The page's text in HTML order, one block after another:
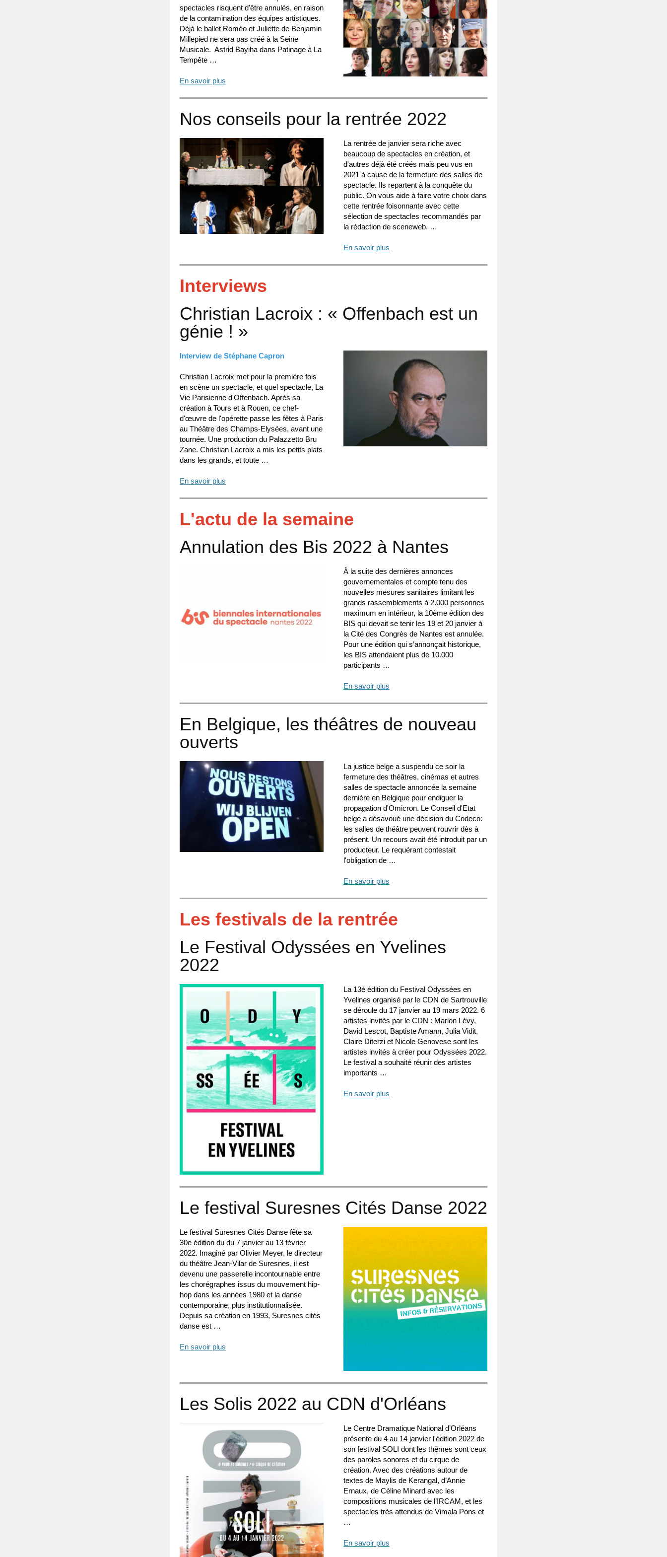
spectacles risquent d'être annulés, en raison
de la contamination des équipes artistiques.
Déjà le ballet Roméo et Juliette de Benjamin
Millepied ne sera pas créé à la Seine
Musicale. Astrid Bayiha dans Patinage à La
Tempête …
En savoir plus
Nos conseils pour la rentrée 2022
La rentrée de janvier sera riche avec
beaucoup de spectacles en création, et
d'autres déjà été créés mais peu vus en
2021 à cause de la fermeture des salles de
spectacle. Ils repartent à la conquête du
public. On vous aide à faire votre choix dans
cette rentrée foisonnante avec cette
sélection de spectacles recommandés par
la rédaction de sceneweb. …
En savoir plus
Interviews
Christian Lacroix : « Offenbach est un
génie ! »
Interview de Stéphane Capron
Christian Lacroix met pour la première fois
en scène un spectacle, et quel spectacle, La
Vie Parisienne d'Offenbach. Après sa
création à Tours et à Rouen, ce chef-
d'œuvre de l'opérette passe les fêtes à Paris
au Théâtre des Champs-Elysées, avant une
tournée. Une production du Palazzetto Bru
Zane. Christian Lacroix a mis les petits plats
dans les grands, et toute …
En savoir plus
L'actu de la semaine
Annulation des Bis 2022 à Nantes
À la suite des dernières annonces
gouvernementales et compte tenu des
nouvelles mesures sanitaires limitant les
grands rassemblements à 2.000 personnes
maximum en intérieur, la 10ème édition des
BIS qui devait se tenir les 19 et 20 janvier à
la Cité des Congrès de Nantes est annulée.
Pour une édition qui s’annonçait historique,
les BIS attendaient plus de 10.000
participants …
En savoir plus
En Belgique, les théâtres de nouveau
ouverts
La justice belge a suspendu ce soir la
fermeture des théâtres, cinémas et autres
salles de spectacle annoncée la semaine
dernière en Belgique pour endiguer la
propagation d'Omicron. Le Conseil d'Etat
belge a désavoué une décision du Codeco:
les salles de théâtre peuvent rouvrir dès à
présent. Un recours avait été introduit par un
producteur. Le requérant contestait
l'obligation de …
En savoir plus
Les festivals de la rentrée
Le Festival Odyssées en Yvelines
2022
La 13é édition du Festival Odyssées en
Yvelines organisé par le CDN de Sartrouville
se déroule du 17 janvier au 19 mars 2022. 6
artistes invités par le CDN : Marion Lévy,
David Lescot, Baptiste Amann, Julia Vidit,
Claire Diterzi et Nicole Genovese sont les
artistes invités à créer pour Odyssées 2022.
Le festival a souhaité réunir des artistes
importants …
En savoir plus
Le festival Suresnes Cités Danse 2022
Le festival Suresnes Cités Danse fête sa
30e édition du du 7 janvier au 13 février
2022. Imaginé par Olivier Meyer, le directeur
du théâtre Jean-Vilar de Suresnes, il est
devenu une passerelle incontournable entre
les chorégraphes issus du mouvement hip-
hop dans les années 1980 et la danse
contemporaine, plus institutionnalisée.
Depuis sa création en 1993, Suresnes cités
danse est …
En savoir plus
Les Solis 2022 au CDN d'Orléans
Le Centre Dramatique National d’Orléans
présente du 4 au 14 janvier l'édition 2022 de
son festival SOLI dont les thèmes sont ceux
des paroles sonores et du cirque de
création. Avec des créations autour de
textes de Maylis de Kerangal, d’Annie
Ernaux, de Céline Minard avec les
compositions musicales de l’IRCAM, et les
spectacles très attendus de Vimala Pons et
…
En savoir plus